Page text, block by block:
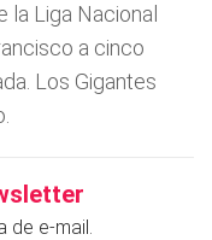
la Liga Nacional
a cinco
Los Gigantes
de e-mail.